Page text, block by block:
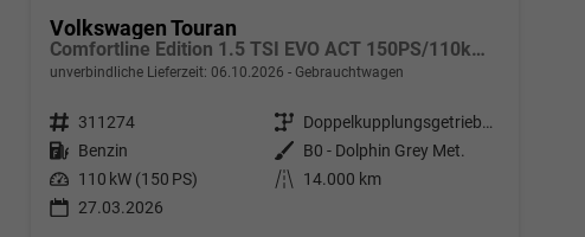
Volkswagen Touran
Comfortline Edition 1.5 TSI EVO ACT 150PS/110kW DSG7 2026 +APP-Connect+RFK+17"ALU+SHZ
unverbindliche Lieferzeit: 06.10.2026 Gebrauchtwagen
Fahrzeugnr. 311274 Getriebe
Doppelkupplungsgetriebe (DSG)
Kraftstoff Benzin Außenfarbe
B0 - Dolphin Grey Met.
Leistung 110 kW (150 PS) Kilometerstand
14.000 km
27.03.2026